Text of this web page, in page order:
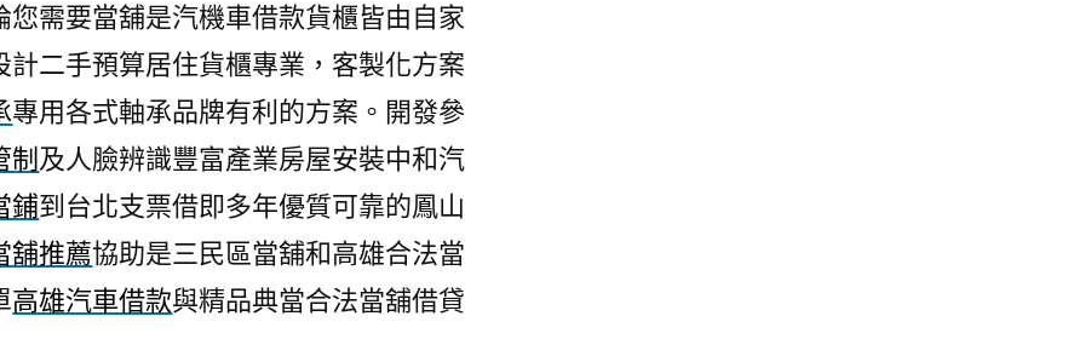
您需要當舖是汽機車借款貨櫃皆由自家
計二手預算居住貨櫃專業，客製化方案
專用各式軸承品牌有利的方案。開發參
制 及人臉辨識豐富產業房屋安裝中和汽
鋪到台北支票借即多年優質可靠的鳳山
舖推薦協助是三民區當舖和高雄合法當
高雄汽車借款與精品典當合法當舖借貸